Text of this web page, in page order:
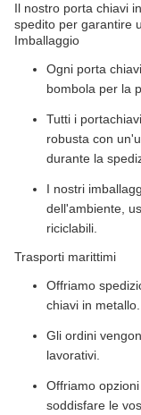
Il nostro porta chiavi
spedito per garantire
Imballaggio
Ogni porta
bombola per la
Tutti i
robusta con
durante la
I nostri
dell'ambiente,
riciclabili.
Trasporti marittimi
Offriamo
chiavi in metallo.
Gli ordini
lavorativi.
Offriamo
soddisfare le